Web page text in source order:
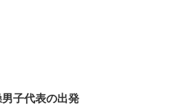
子代表の出発